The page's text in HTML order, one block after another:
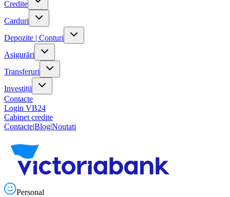
Credite
Carduri
Depozite | Conturi
Asigurări
Transferuri
Investiții
Contacte
Login VB24
Cabinet credite
Contacte|Blog|Noutati
Personal